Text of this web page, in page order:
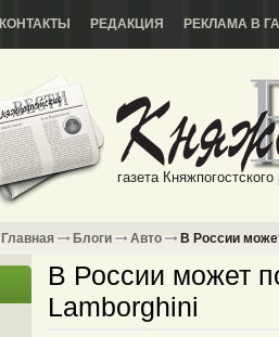
КОНТАКТЫ РЕДАКЦИЯ РЕКЛАМА В
газета
Главная Блоги Авто В России
В России может
Lamborghini